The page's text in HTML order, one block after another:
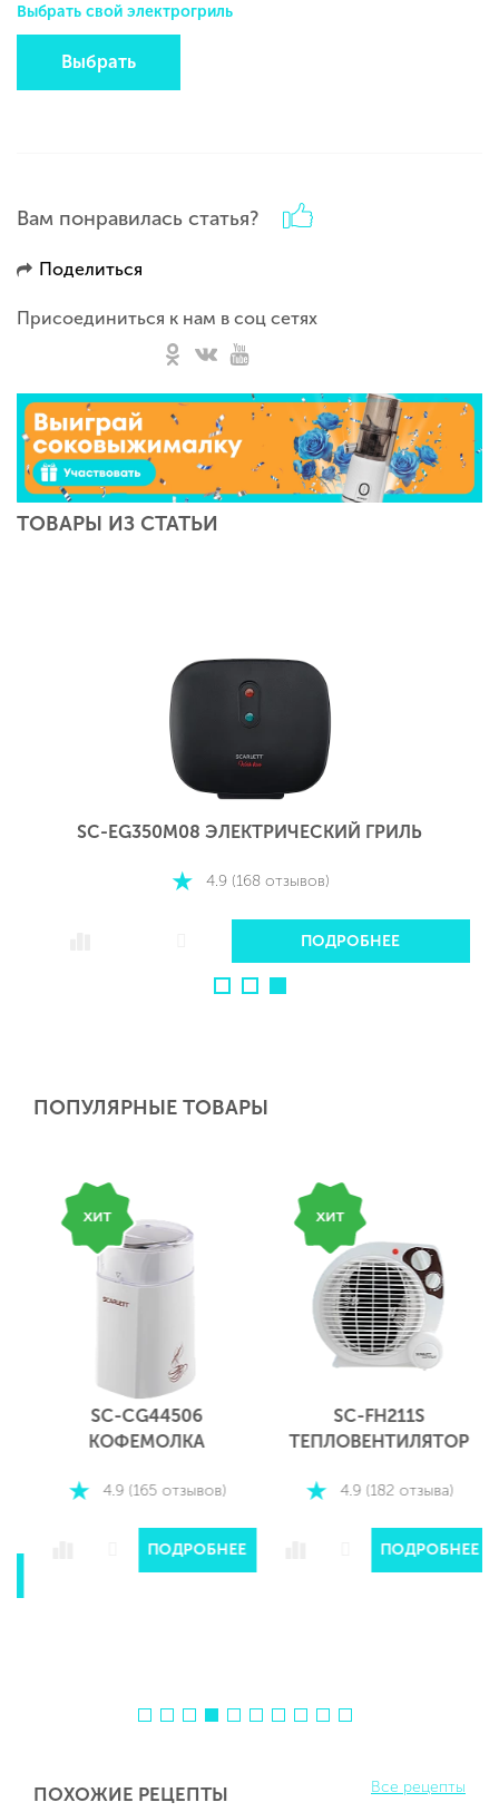
Выбрать свой электрогриль
Выбрать
Вам понравилась статья?
Поделиться
Присоединиться к нам в соц сетях
ТОВАРЫ ИЗ СТАТЬИ
SC-EG350M08 ЭЛЕКТРИЧЕСКИЙ ГРИЛЬ
4.9 (168 отзывов)
ПОДРОБНЕЕ
ПОПУЛЯРНЫЕ ТОВАРЫ
SC-CG44506
КОФЕМОЛКА
4.9 (165 отзывов)
ПОДРОБНЕЕ
SC-FH211S
ТЕПЛОВЕНТИЛЯТОР
4.9 (182 отзыва)
ПОДРОБНЕЕ
ПОХОЖИЕ РЕЦЕПТЫ Все рецепты